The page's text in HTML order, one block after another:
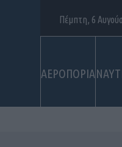
ΑΕΡΟΠΟΡΙΑ
Πέμπτη, 6